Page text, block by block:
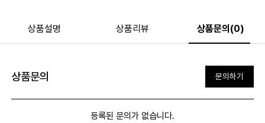
상품설명 상품리뷰 상품문의(0)
상품문의 문의하기
등록된 문의가 없습니다.